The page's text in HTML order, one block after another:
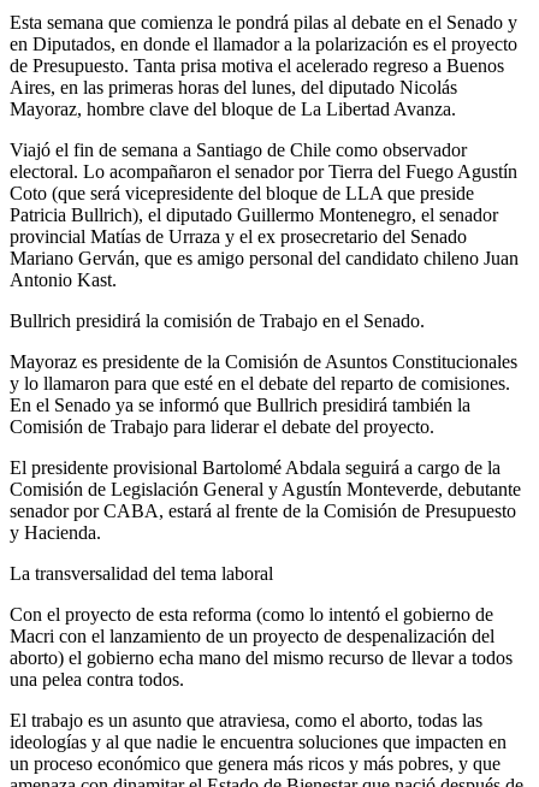
Esta semana que comienza le pondrá pilas al debate en el Senado y
en Diputados, en donde el llamador a la polarización es el proyecto
de Presupuesto. Tanta prisa motiva el acelerado regreso a Buenos
Aires, en las primeras horas del lunes, del diputado Nicolás
Mayoraz, hombre clave del bloque de La Libertad Avanza.
Viajó el fin de semana a Santiago de Chile como observador
electoral. Lo acompañaron el senador por Tierra del Fuego Agustín
Coto (que será vicepresidente del bloque de LLA que preside
Patricia Bullrich), el diputado Guillermo Montenegro, el senador
provincial Matías de Urraza y el ex prosecretario del Senado
Mariano Gerván, que es amigo personal del candidato chileno Juan
Antonio Kast.
Bullrich presidirá la comisión de Trabajo en el Senado.
Mayoraz es presidente de la Comisión de Asuntos Constitucionales
y lo llamaron para que esté en el debate del reparto de comisiones.
En el Senado ya se informó que Bullrich presidirá también la
Comisión de Trabajo para liderar el debate del proyecto.
El presidente provisional Bartolomé Abdala seguirá a cargo de la
Comisión de Legislación General y Agustín Monteverde, debutante
senador por CABA, estará al frente de la Comisión de Presupuesto
y Hacienda.
La transversalidad del tema laboral
Con el proyecto de esta reforma (como lo intentó el gobierno de
Macri con el lanzamiento de un proyecto de despenalización del
aborto) el gobierno echa mano del mismo recurso de llevar a todos
una pelea contra todos.
El trabajo es un asunto que atraviesa, como el aborto, todas las
ideologías y al que nadie le encuentra soluciones que impacten en
un proceso económico que genera más ricos y más pobres, y que